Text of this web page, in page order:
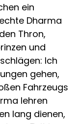
ein
Dharma
Thron,
und
Ich
gehen,
Fahrzeugs
lehren
lang dienen,